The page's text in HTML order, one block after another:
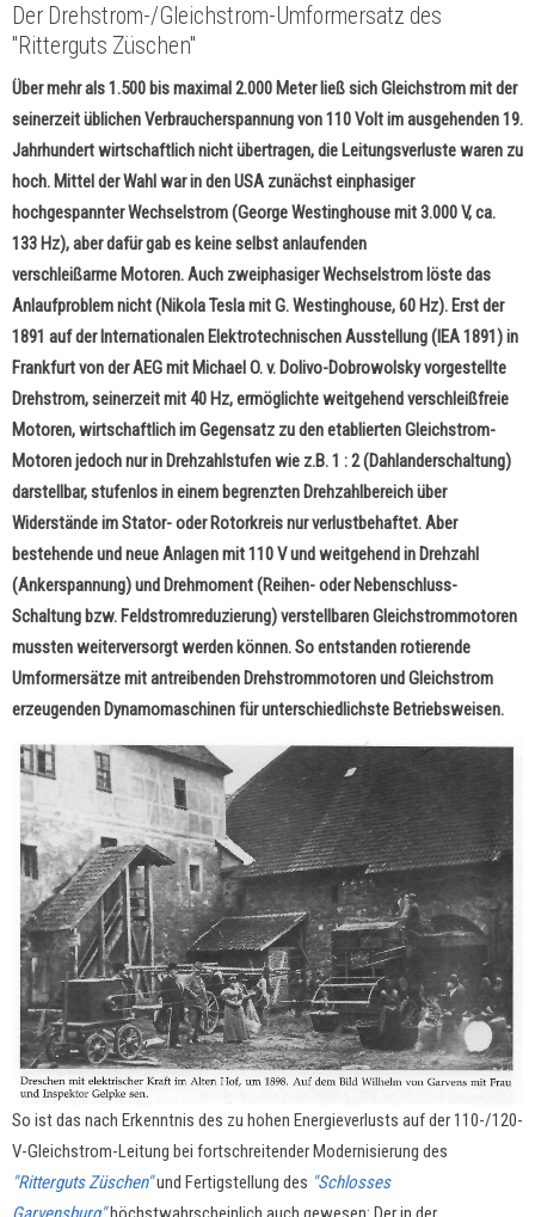
Der Drehstrom-/Gleichstrom-Umformersatz des
"Ritterguts Züschen"
Über mehr als 1.500 bis maximal 2.000 Meter ließ sich Gleichstrom mit der
seinerzeit üblichen Verbraucherspannung von 110 Volt im ausgehenden 19.
Jahrhundert wirtschaftlich nicht übertragen, die Leitungsverluste waren zu
hoch. Mittel der Wahl war in den USA zunächst einphasiger
hochgespannter Wechselstrom (George Westinghouse mit 3.000 V, ca.
133 Hz), aber dafür gab es keine selbst anlaufenden
verschleißarme Motoren. Auch zweiphasiger Wechselstrom löste das
Anlaufproblem nicht (Nikola Tesla mit G. Westinghouse, 60 Hz). Erst der
1891 auf der Internationalen Elektrotechnischen Ausstellung (IEA 1891) in
Frankfurt von der AEG mit Michael O. v. Dolivo-Dobrowolsky vorgestellte
Drehstrom, seinerzeit mit 40 Hz, ermöglichte weitgehend verschleißfreie
Motoren, wirtschaftlich im Gegensatz zu den etablierten Gleichstrom-
Motoren jedoch nur in Drehzahlstufen wie z.B. 1 : 2 (Dahlanderschaltung)
darstellbar, stufenlos in einem begrenzten Drehzahlbereich über
Widerstände im Stator- oder Rotorkreis nur verlustbehaftet. Aber
bestehende und neue Anlagen mit 110 V und weitgehend in Drehzahl
(Ankerspannung) und Drehmoment (Reihen- oder Nebenschluss-
Schaltung bzw. Feldstromreduzierung) verstellbaren Gleichstrommotoren
mussten weiterversorgt werden können. So entstanden rotierende
Umformersätze mit antreibenden Drehstrommotoren und Gleichstrom
erzeugenden Dynamomaschinen für unterschiedlichste Betriebsweisen.
So ist das nach Erkenntnis des zu hohen Energieverlusts auf der 110-/120-
V-Gleichstrom-Leitung bei fortschreitender Modernisierung des
"Ritterguts Züschen"und Fertigstellung des "Schlosses